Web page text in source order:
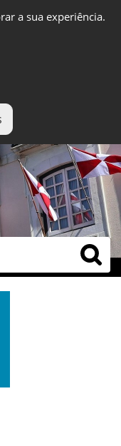
a sua experiência.